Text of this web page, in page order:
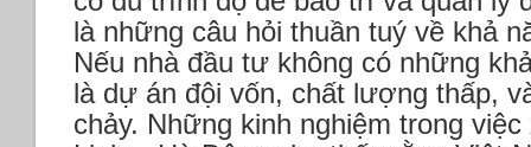
là những câu hỏi thuần tuý về khả
Nếu nhà đầu tư không có những
là dự án đội vốn, chất lượng thấp,
chảy. Những kinh nghiệm trong